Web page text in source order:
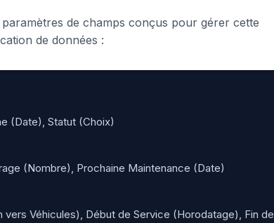
de champs conçus pour gérer cette
de données :
(Date), Statut (Choix)
(Nombre), Prochaine Maintenance (Date)
Véhicules), Début de Service (Horodatage), Fin de